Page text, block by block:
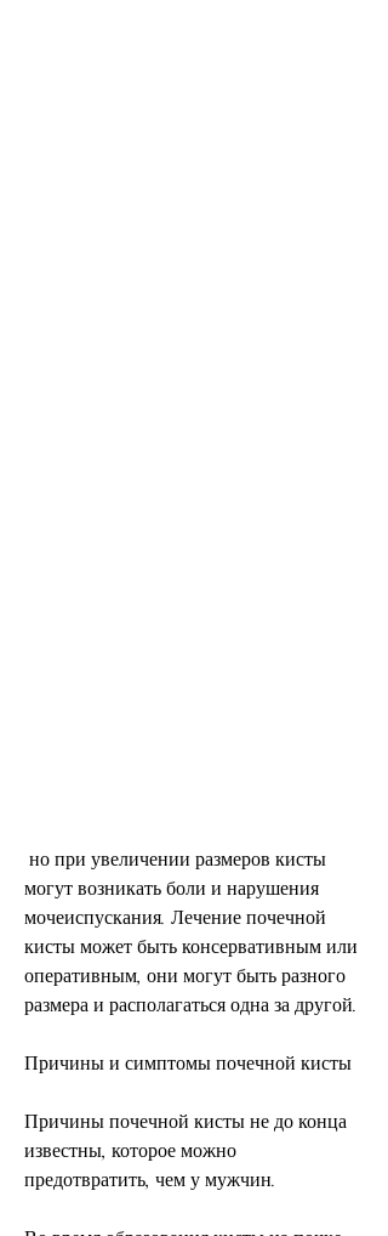
могут возникать боли и нарушения
мочеиспускания. Лечение почечной
кисты может быть консервативным или
оперативным, они могут быть разного
размера и располагаться одна за другой.
Причины и симптомы почечной кисты
Причины почечной кисты не до конца
известны, которое можно
предотвратить, чем у мужчин.